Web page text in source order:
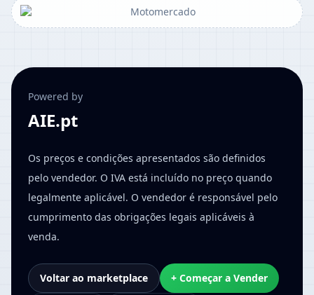
Powered by
AIE.pt
Os preços e condições apresentados são definidos
pelo vendedor. O IVA está incluído no preço quando
legalmente aplicável. O vendedor é responsável pelo
cumprimento das obrigações legais aplicáveis à
venda.
Voltar ao marketplace + Começar a Vender